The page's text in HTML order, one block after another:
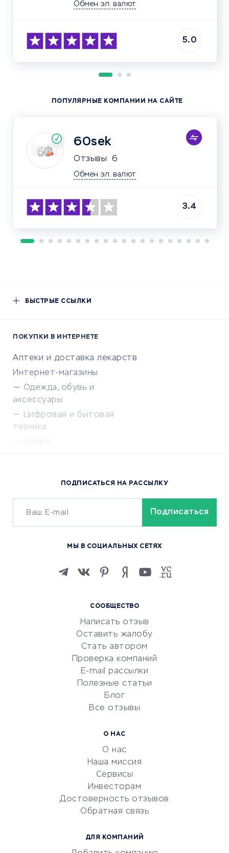
Обмен эл. валют
5.0
ПОПУЛЯРНЫЕ КОМПАНИИ НА САЙТЕ
60sek
Отзывы 6
Обмен эл. валют
3.4
БЫСТРЫЕ ССЫЛКИ
ПОКУПКИ В ИНТЕРНЕТЕ
Аптеки и доставка лекарств
Интернет-магазины
Одежда, обувь и
аксессуары
Цифровая и бытовая
техника
Спорт
Сервисы доставки
ОБУЧЕНИЕ И РАБОТА
Изучение иностранных
Маркетинг и продажи
Репетиторство
Красота и здоровье
Сервисы по поиску работы
Сетевой маркетинг
УСЛУГИ ДЛЯ БИЗНЕСА
документооборот
Юридические компании
СООБЩЕСТВО
Написать отзыв
Оставить жалобу
Стать автором
Проверка компаний
E-mail рассылки
Полезные статьи
Блог
Все отзывы
О НАС
О нас
Наша миссия
Сервисы
Инвесторам
Достоверность отзывов
Обратная связь
ДЛЯ КОМПАНИЙ
ПОДПИСАТЬСЯ НА РАССЫЛКУ
МЫ В СОЦИАЛЬНЫХ СЕТЯХ